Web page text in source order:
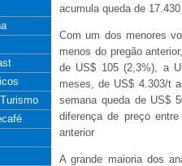
acumula queda de
Com um dos menores
menos do pregão
de US$ 105 (2,3%), a
meses, de US$ 4.303/t
semana queda de US$
diferença de preço
anterior
A grande maioria dos